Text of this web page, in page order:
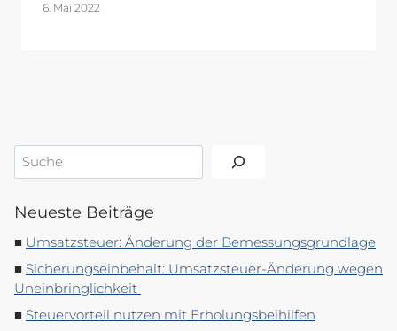
6. Mai 2022
Suchen
Neueste Beiträge
Umsatzsteuer: Änderung der Bemessungsgrundlage
Sicherungseinbehalt: Umsatzsteuer-Änderung wegen
Uneinbringlichkeit
Steuervorteil nutzen mit Erholungsbeihilfen